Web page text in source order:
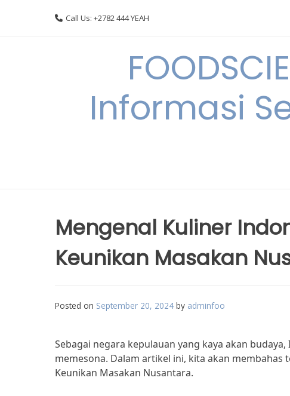
Call Us: +2782 444 YEAH
Informasi
Mengenal Kuliner
Keunikan Masakan
Posted on September 20, 2024 by adminfoo
Sebagai negara kepulauan yang kaya akan
memesona. Dalam artikel ini, kita akan
Keunikan Masakan Nusantara.